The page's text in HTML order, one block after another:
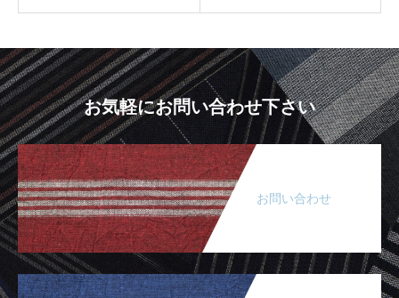
お気軽にお問い合わせ下さい
お問い合わせ